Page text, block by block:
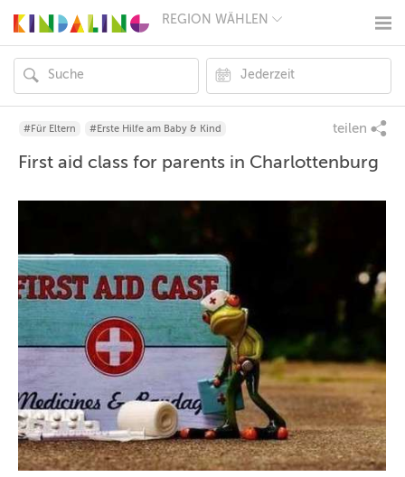
REGION WÄHLEN
MÜNCHEN
HAMBURG
FRANKFURT
KÖLN
DÜSSELDORF
ESSEN
DRESDEN
NÜRNBERG
ZÜRICH
ANDERE
REGIONEN
#Für Eltern #Erste Hilfe am Baby & Kind teilen
First aid class for parents in Charlottenburg